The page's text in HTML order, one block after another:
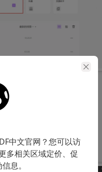
中文官网？您可以访
多相关区域定价、促
息。
屏幕顶部的“注释”按
的工具栏上。